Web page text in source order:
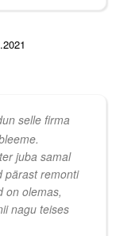
selle firma
juba samal
pärast remonti
on olemas,
nagu teises